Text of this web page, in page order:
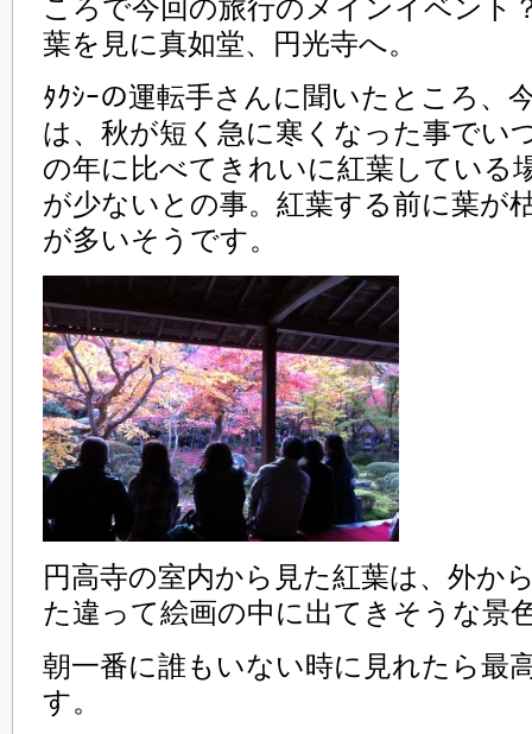
ころで今回の旅行のメインイベント
葉を見に真如堂、円光寺へ。
ﾀｸｼｰの運転手さんに聞いたところ、
は、秋が短く急に寒くなった事でい
の年に比べてきれいに紅葉している
が少ないとの事。紅葉する前に葉が
が多いそうです。
円高寺の室内から見た紅葉は、外か
た違って絵画の中に出てきそうな景
朝一番に誰もいない時に見れたら最
す。